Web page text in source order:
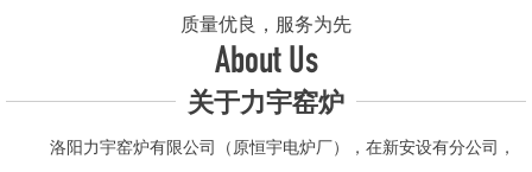
质量优良，服务为先
About Us
关于力宇窑炉
洛阳力宇窑炉有限公司（原恒宇电炉厂），在新安设有分公司，